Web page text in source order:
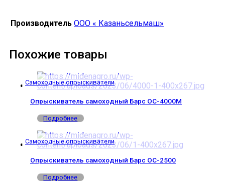
Производитель ООО « Казаньсельмаш»
Похожие товары
Самоходные опрыскиватели
Опрыскиватель самоходный Барс ОС-4000М
Подробнее
Самоходные опрыскиватели
Опрыскиватель самоходный Барс ОС-2500
Подробнее